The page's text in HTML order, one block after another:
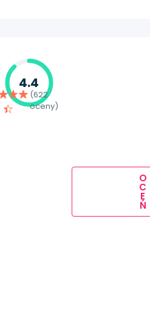
4.4
(622
oceny)
O
C
E
Ń